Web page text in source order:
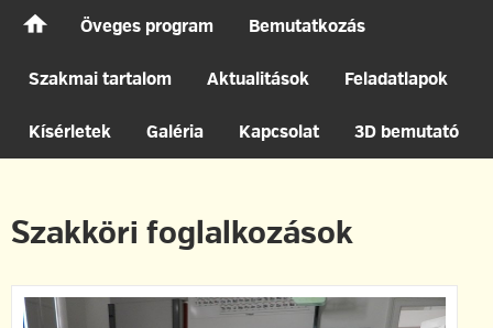
FőoldalÖveges program Bemutatkozás
Szakmai tartalom Aktualitások Feladatlapok
Kísérletek Galéria Kapcsolat 3D bemutató
Szakköri foglalkozások